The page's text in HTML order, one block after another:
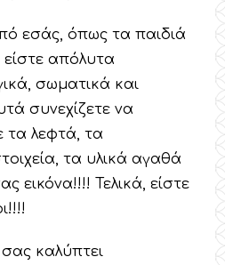
εσάς, όπως τα παιδιά
είστε απόλυτα
σωματικά και
συνεχίζετε να
τα λεφτά, τα
τα υλικά αγαθά
εικόνα!!!! Τελικά, είστε
καλύπτει